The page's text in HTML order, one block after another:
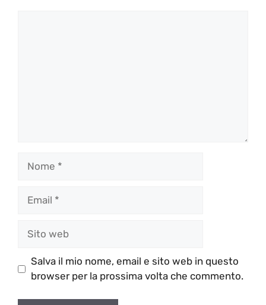
Salva il mio nome, email e sito web in questo
browser per la prossima volta che commento.